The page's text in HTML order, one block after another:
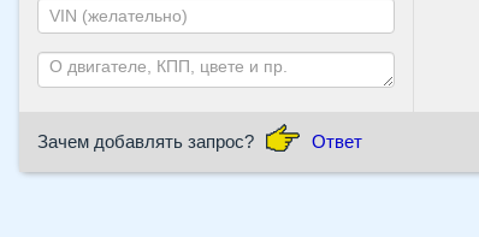
Зачем добавлять запрос? Ответ